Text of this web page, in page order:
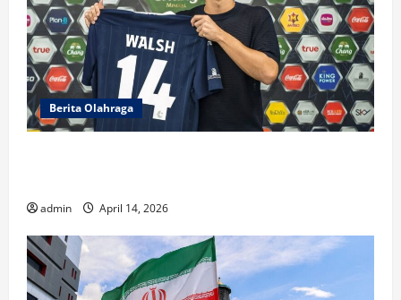
Berita Olahraga
admin April 14, 2026